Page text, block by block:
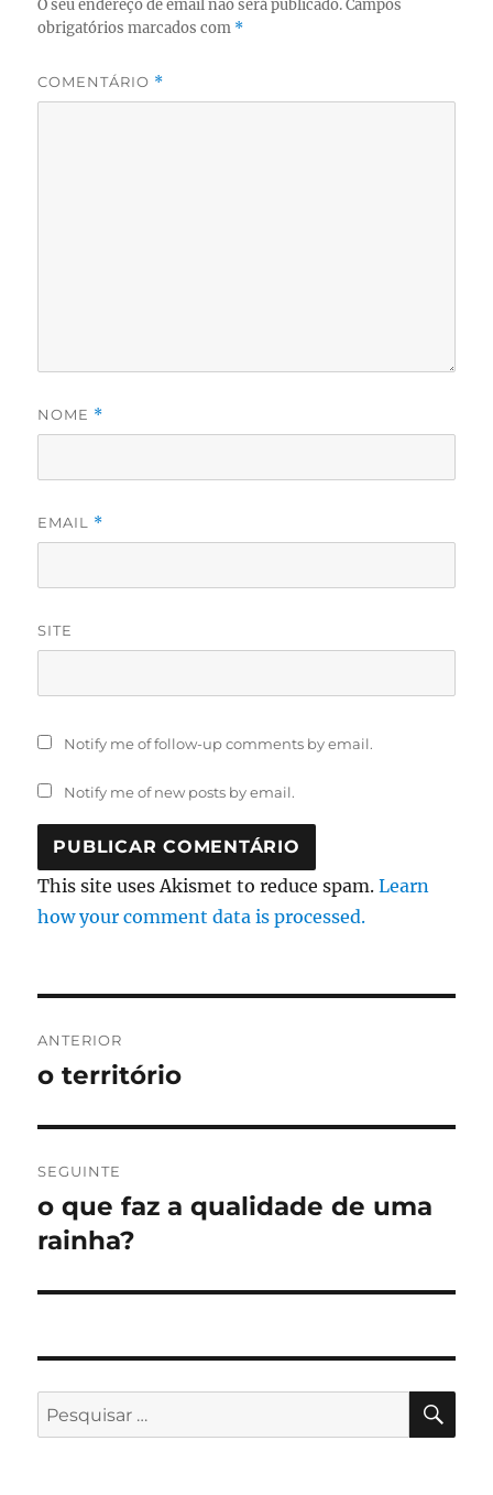
O seu endereço de email não será publicado. Campos
obrigatórios marcados com *
COMENTÁRIO *
NOME *
EMAIL *
SITE
Notify me of follow-up comments by email.
Notify me of new posts by email.
This site uses Akismet to reduce spam.Learn
how your comment data is processed.
de
ANTERIOR
Artigo
o território
SEGUINTE
Artigo
seguinte:
o que faz a qualidade de uma
rainha?
Pesquisar
por: